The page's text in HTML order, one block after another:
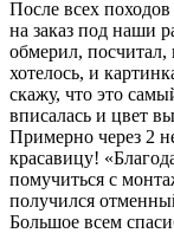
После всех
на заказ под наши
обмерил,
хотелось, и
скажу, что это
вписалась и цвет
Примерно через 2
красавицу!
помучиться с
получился
Большое всем